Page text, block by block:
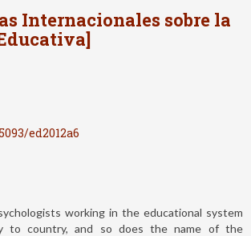
Internacionales sobre la
ed2012a6
working in the educational system
to country, and so does the name of the